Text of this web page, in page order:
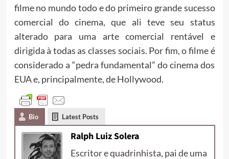
filme no mundo todo e do primeiro grande sucesso
comercial do cinema, que ali teve seu status
alterado para uma arte comercial rentável e
dirigida à todas as classes sociais. Por fim, o filme é
considerado a “pedra fundamental” do cinema dos
EUA e, principalmente, de Hollywood.
Bio Latest Posts
Ralph Luiz Solera
Escritor e quadrinhista, pai de uma